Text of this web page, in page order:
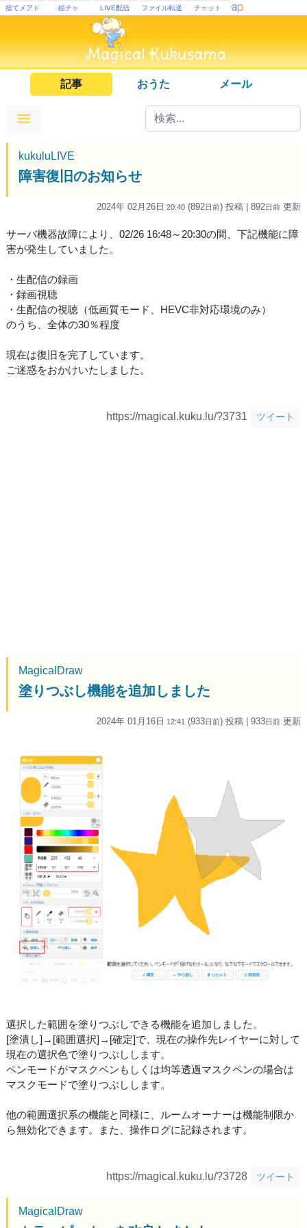
捨てメアド 絵チャ LIVE配信 ファイル転送 チャット
記事 おうた メール
kukuluLIVE
障害復旧のお知らせ
2024年 02月26日 20:40 (892日前) 投稿 | 892日前 更新
サーバ機器故障により、02/26 16:48～20:30の間、下記機能に障
害が発生していました。
・生配信の録画
・録画視聴
・生配信の視聴（低画質モード、HEVC非対応環境のみ）
のうち、全体の30％程度
現在は復旧を完了しています。
ご迷惑をおかけいたしました。
https://magical.kuku.lu/?3731 ツイート
MagicalDraw
塗りつぶし機能を追加しました
2024年 01月16日 12:41 (933日前) 投稿 | 933日前 更新
選択した範囲を塗りつぶしできる機能を追加しました。
[塗潰し]→[範囲選択]→[確定]で、現在の操作先レイヤーに対して
現在の選択色で塗りつぶしします。
ペンモードがマスクペンもしくは均等透過マスクペンの場合は
マスクモードで塗りつぶしします。
他の範囲選択系の機能と同様に、ルームオーナーは機能制限か
ら無効化できます。また、操作ログに記録されます。
https://magical.kuku.lu/?3728 ツイート
MagicalDraw